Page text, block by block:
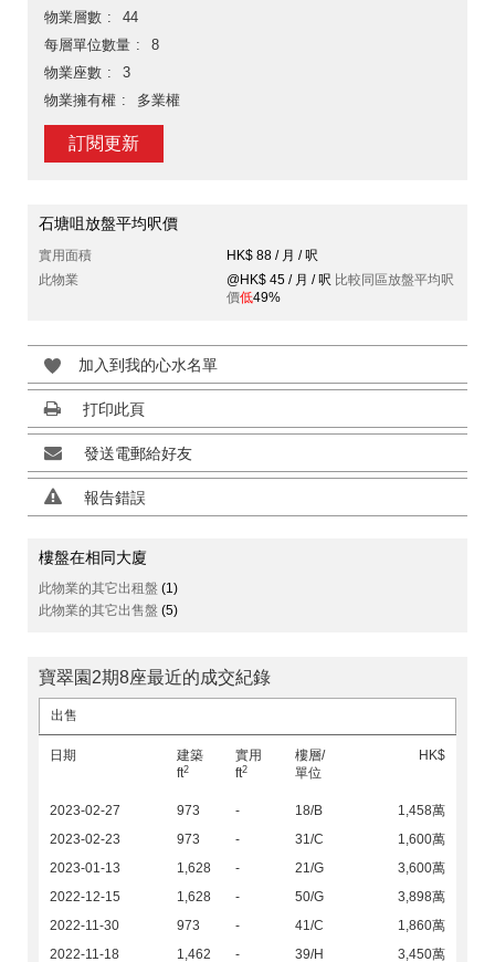
物業層數
44
每層單位數量
8
物業座數
3
物業擁有權
多業權
訂閱更新
石塘咀放盤平均呎價
實用面積
HK$ 88 / 月 / 呎
此物業
@HK$ 45 / 月 / 呎 比較同區放盤平均呎
價低49%
加入到我的心水名單
打印此頁
發送電郵給好友
報告錯誤
樓盤在相同大廈
此物業的其它出租盤 (1)
此物業的其它出售盤 (5)
寶翠園2期8座最近的成交紀錄
出售
日期
建築
ft2
實用
ft2
樓層/
單位
HK$
2023-02-27 973 - 18/B
1,458萬
2023-02-23
973 - 31/C
1,600萬
2023-01-13
1,628 - 21/G
3,600萬
2022-12-15
1,628 - 50/G
3,898萬
2022-11-30
973 - 41/C
1,860萬
2022-11-18
1,462 - 39/H 3,450萬